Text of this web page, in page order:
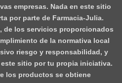
empresas. Nada en este sitio
por parte de Farmacia-Julia.
de los servicios proporcionados
de la normativa local
riesgo y responsabilidad, y
sitio por tu propia iniciativa.
los productos se obtiene